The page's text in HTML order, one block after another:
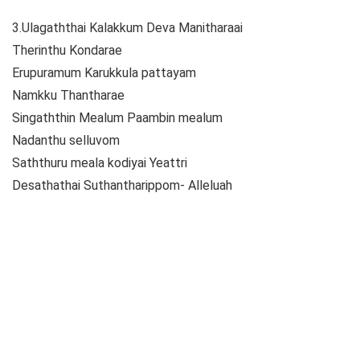
3.Ulagaththai Kalakkum Deva Manitharaai
Therinthu Kondarae
Erupuramum Karukkula pattayam
Namkku Thantharae
Singaththin Mealum Paambin mealum
Nadanthu selluvom
Saththuru meala kodiyai Yeattri
Desathathai Suthantharippom- Alleluah